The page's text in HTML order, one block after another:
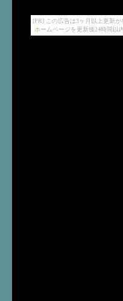
[PR] この広告は3ヶ月以上更新が
ホームページを更新後24時間以